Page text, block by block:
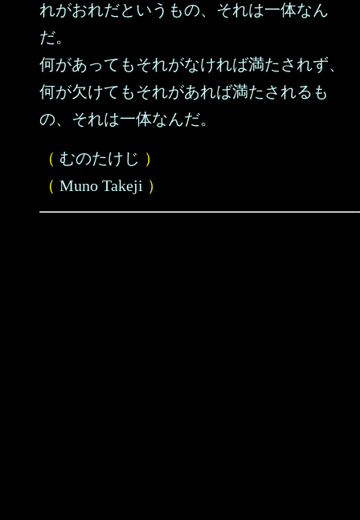
れがおれだというもの、それは一体なん
だ。
何があってもそれがなければ満たされず、
何が欠けてもそれがあれば満たされるも
の、それは一体なんだ。
（ むのたけじ ）
（ Muno Takeji ）